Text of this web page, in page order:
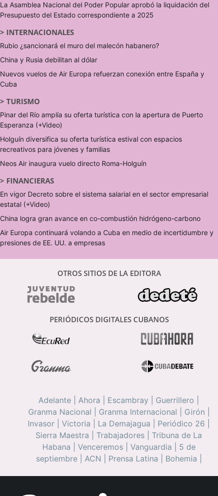
La Asamblea Nacional del Poder Popular aprobó la liquidación del
Presupuesto del Estado correspondiente a 2025
> INTERNACIONALES
Rubio ¿sancionará el muro del malecón habanero?
China y Rusia debilitan al dólar
Nuevos vuelos de Air Europa refuerzan conexión entre España y
Cuba
> TURISMO
Pinar del Río amplía su oferta turística con la apertura de Puerto
Esperanza (+Video)
Holguín diversifica su oferta turística estival con espacios
recreativos para jóvenes y familias
Neos Air inaugura vuelo directo Roma-Holguín
> FINANCIERAS
En vigor Decreto sobre el sistema salarial en el sector empresarial
estatal (+Video)
China logra gran avance en co-combustión hidrógeno-carbono
Air Europa continuará volando a Cuba en medio de incertidumbre y
presiones de EE. UU. a empresas
OTROS SITIOS DE LA EDITORA
PERIÓDICOS DIGITALES CUBANOS
Adelante Ahora Escambray Guerrillero
Granma Nacional
Granma Internacional Girón
Invasor
Victoria La Demajagua Periódico 26
Sierra Maestra
Trabajadores
Tribuna de La
Habana
Venceremos| Vanguardia
5 de
septiembre| ACN Prensa Latina Bohemia